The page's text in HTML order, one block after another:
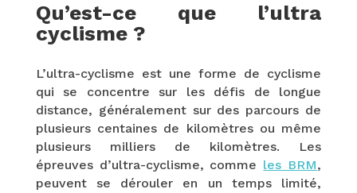
Qu’est-ce que l’ultra
cyclisme ?
L’ultra-cyclisme est une forme de cyclisme
qui se concentre sur les défis de longue
distance, généralement sur des parcours de
plusieurs centaines de kilomètres ou même
plusieurs milliers de kilomètres. Les
épreuves d’ultra-cyclisme, comme les BRM,
peuvent se dérouler en un temps limité,